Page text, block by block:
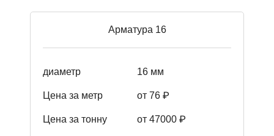
Арматура 16
диаметр 16 мм
Цена за метр от 76 ₽
Цена за тонну от 47000 ₽